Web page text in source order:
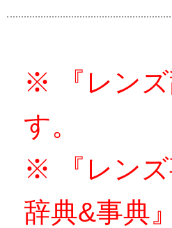
※ 『レンズ
す。
※ 『レンズ
辞典&事典